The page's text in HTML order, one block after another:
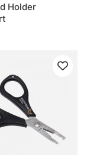
Holder